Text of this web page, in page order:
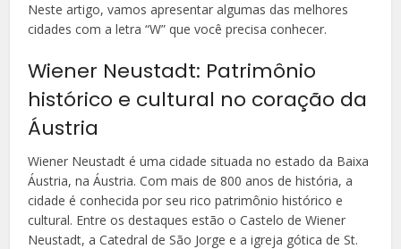
Neste artigo, vamos apresentar algumas das melhores
cidades com a letra “W” que você precisa conhecer.
Wiener Neustadt: Patrimônio
histórico e cultural no coração da
Áustria
Wiener Neustadt é uma cidade situada no estado da Baixa
Áustria, na Áustria. Com mais de 800 anos de história, a
cidade é conhecida por seu rico patrimônio histórico e
cultural. Entre os destaques estão o Castelo de Wiener
Neustadt, a Catedral de São Jorge e a igreja gótica de St.